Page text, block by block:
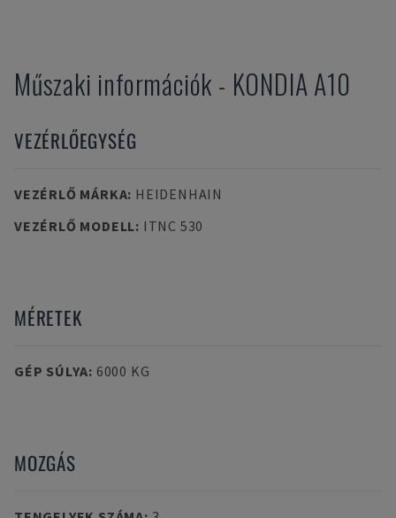
Műszaki információk - KONDIAA10
VEZÉRLŐEGYSÉG
VEZÉRLŐ MÁRKA: HEIDENHAIN
VEZÉRLŐ MODELL: ITNC 530
MÉRETEK
GÉP SÚLYA: 6000 KG
MOZGÁS